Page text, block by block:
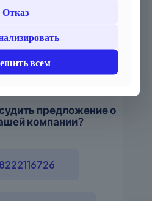
предложение о
компании?
Отказ
всем